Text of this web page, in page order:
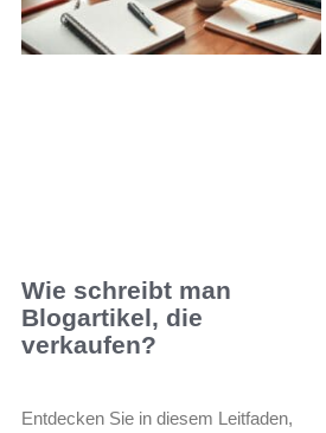
Wie schreibt man
Blogartikel, die
verkaufen?
Entdecken Sie in diesem Leitfaden,